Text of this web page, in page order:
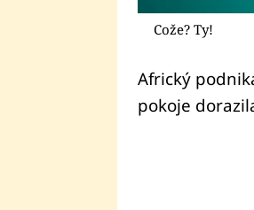
Cože? Ty!
Africký
pokoje